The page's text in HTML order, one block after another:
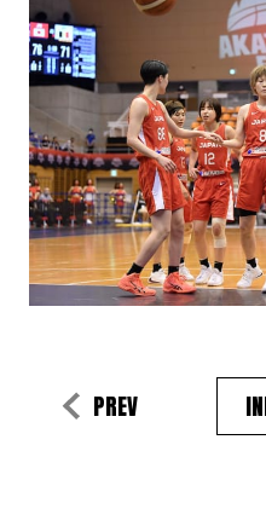
PREV